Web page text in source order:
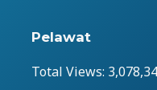
Pelawat
Total Views: